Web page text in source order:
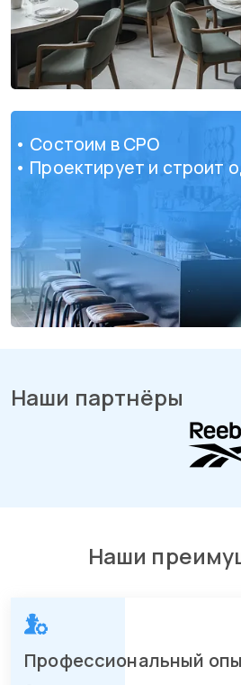
• Состоим в СРО
• Проектирует и строит
Наши партнёры
Наши
Профессиональный